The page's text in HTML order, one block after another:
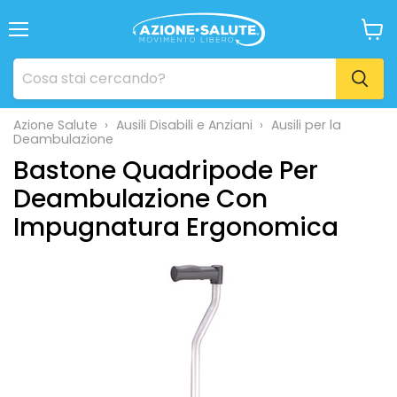
il
Azione Salute › Ausili Disabili e Anziani › Ausili per la
Deambulazione
Bastone Quadripode Per
Deambulazione Con
Impugnatura Ergonomica